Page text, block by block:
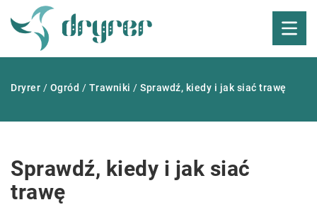
Dryrer / Ogród / Trawniki / Sprawdź, kiedy i jak siać trawę
Sprawdź, kiedy i jak siać
trawę